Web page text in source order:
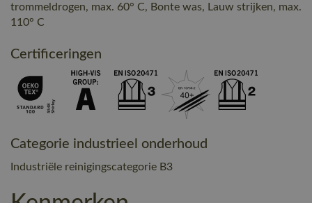
trommeldrogen, max. 60° C, Bonte was, Lauw strijken, max.
110° C
Certificeringen
Categorie industrieel onderhoud
Industriële reinigingscategorie B3